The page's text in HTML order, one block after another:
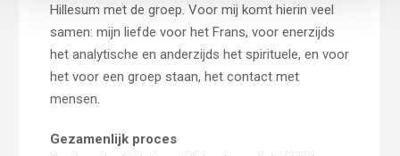
Hillesum met de groep. Voor mij komt hierin veel
samen: mijn liefde voor het Frans, voor enerzijds
het analytische en anderzijds het spirituele, en voor
het voor een groep staan, het contact met
mensen.
Gezamenlijk proces